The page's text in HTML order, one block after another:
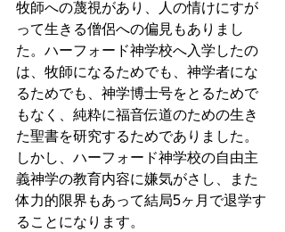
牧師への蔑視があり、人の情けにすが
って生きる僧侶への偏見もありまし
た。ハーフォード神学校へ入学したの
は、牧師になるためでも、神学者にな
るためでも、神学博士号をとるためで
もなく、純粋に福音伝道のための生き
た聖書を研究するためでありました。
しかし、ハーフォード神学校の自由主
義神学の教育内容に嫌気がさし、また
体力的限界もあって結局5ヶ月で退学す
ることになります。